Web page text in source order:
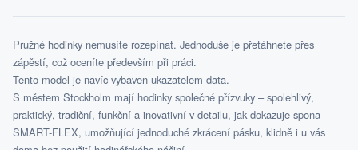
Pružné hodinky nemusíte rozepínat. Jednoduše je přetáhnete přes
zápěstí, což oceníte především při práci.
Tento model je navíc vybaven ukazatelem data.
S městem Stockholm mají hodinky společné přízvuky – spolehlivý,
praktický, tradiční, funkční a inovativní v detailu, jak dokazuje spona
SMART-FLEX, umožňující jednoduché zkrácení pásku, klidně i u vás